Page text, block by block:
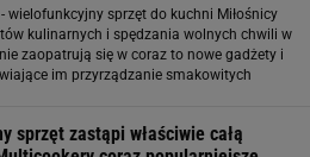
wielofunkcyjny sprzęt do kuchni Miłośnicy
kulinarnych i spędzania wolnych chwili w
zaopatrują się w coraz to nowe gadżety i
im przyrządzanie smakowitych
sprzęt zastąpi właściwie całą